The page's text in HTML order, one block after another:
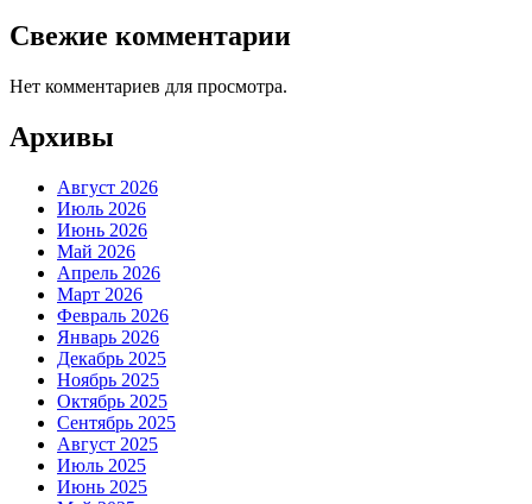
Свежие комментарии
Нет комментариев для просмотра.
Архивы
Август 2026
Июль 2026
Июнь 2026
Май 2026
Апрель 2026
Март 2026
Февраль 2026
Январь 2026
Декабрь 2025
Ноябрь 2025
Октябрь 2025
Сентябрь 2025
Август 2025
Июль 2025
Июнь 2025